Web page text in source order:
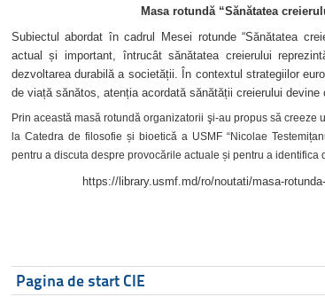
Masa rotundă “Sănătatea
Subiectul abordat în cadrul Mesei rotunde “Sănătatea
actual și important, întrucât sănătatea creierului
dezvoltarea durabilă a societății. În contextul strategiilor
de viață sănătos, atenția acordată sănătății creierului devine
Prin această masă rotundă organizatorii şi-au propus să
la Catedra de filosofie și bioetică a USMF “Nicolae
pentru a discuta despre provocările actuale și pentru a
https://library.usmf.md/ro/noutati/masa-
Pagina de start CIE